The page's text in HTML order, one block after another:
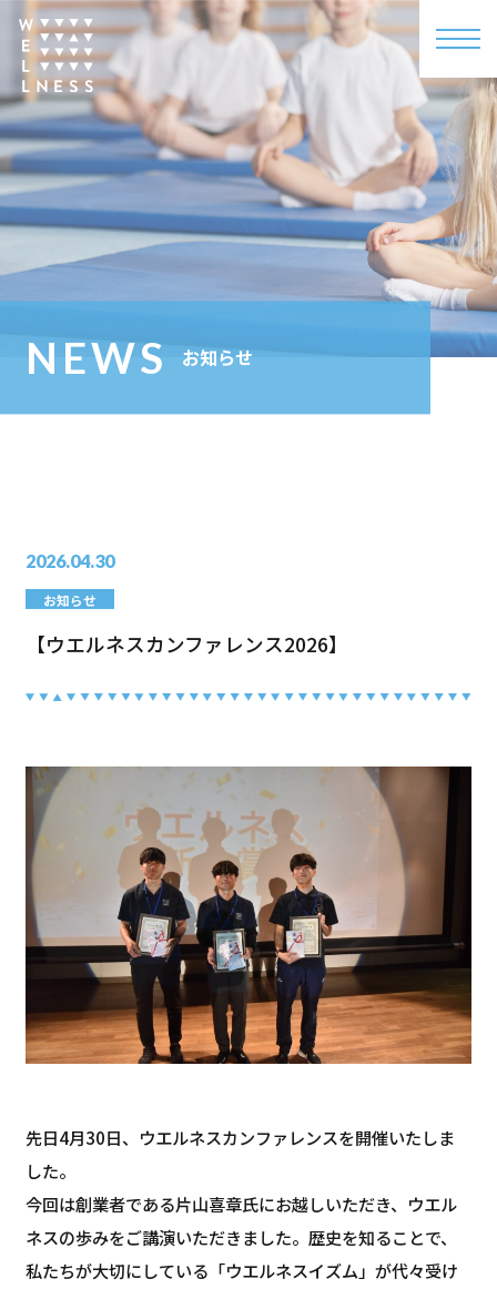
NEWS お知らせ
2026.04.30
お知らせ
【ウエルネスカンファレンス2026】
先日4月30日、ウエルネスカンファレンスを開催いたしま
した。
今回は創業者である片山喜章氏にお越しいただき、ウエル
ネスの歩みをご講演いただきました。歴史を知ることで、
私たちが大切にしている「ウエルネスイズム」が代々受け